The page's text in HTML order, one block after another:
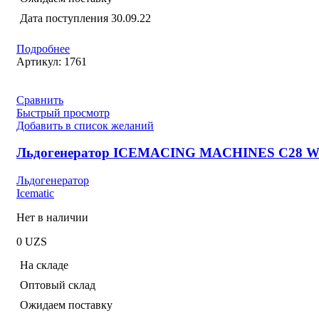
Дата поступления 30.09.22
Подробнее
Артикул: 1761
Сравнить
Быстрый просмотр
Добавить в список желаний
Льдогенератор ICEMACING MACHINES C28
Льдогенератор
Icematic
Нет в наличии
0 UZS
На складе
Оптовый склад
Ожидаем поставку